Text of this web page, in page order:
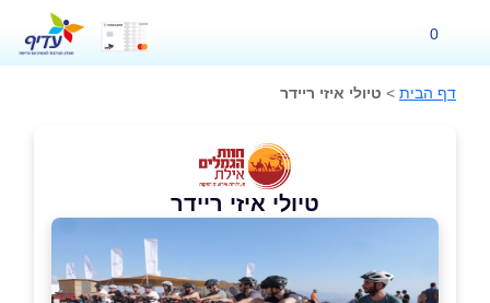
0
דף הבית > טיולי איזי ריידר
טיולי איזי ריידר